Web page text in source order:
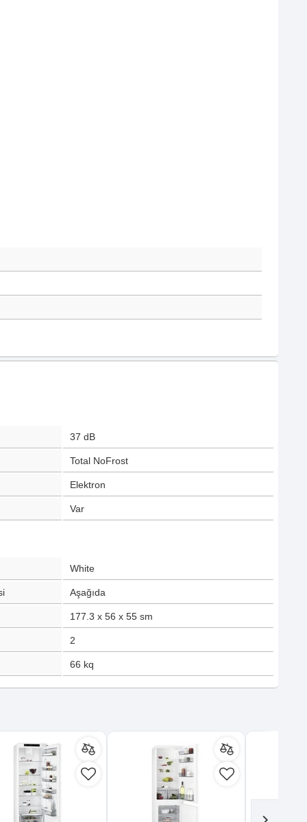
37 dB
Total NoFrost
Elektron
Var
White
Aşağıda
177.3 x 56 x 55 sm
2
66 kq